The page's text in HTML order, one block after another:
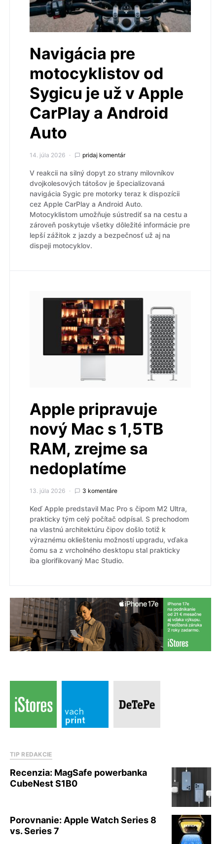
Navigácia pre
motocyklistov od
Sygicu je už v Apple
CarPlay a Android
Auto
14. júla 2026 pridaj komentár
V reakcii na silný dopyt zo strany milovníkov
dvojkolesových tátošov je špecializovaná
navigácia Sygic pre motorky teraz k dispozícii
cez Apple CarPlay a Android Auto.
Motocyklistom umožňuje sústrediť sa na cestu a
zároveň poskytuje všetky dôležité informácie pre
lepší zážitok z jazdy a bezpečnosť už aj na
dispeji motocyklov.
Apple pripravuje
nový Mac s 1,5TB
RAM, zrejme sa
nedoplatíme
13. júla 2026 3 komentáre
Keď Apple predstavil Mac Pro s čipom M2 Ultra,
prakticky tým celý počítač odpísal. S prechodom
na vlastnú architektúru čipov došlo totiž k
výraznému okliešteniu možností upgradu, vďaka
čomu sa z vrcholného desktopu stal prakticky
iba glorifikovaný Mac Studio.
TIP REDAKCIE
Recenzia: MagSafe powerbanka
CubeNest S1B0
Porovnanie: Apple Watch Series 8
vs. Series 7